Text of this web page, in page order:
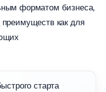
форматом бизнеса,
как для
старта